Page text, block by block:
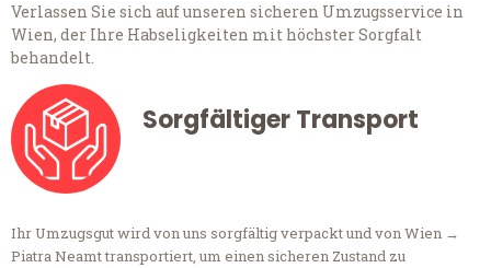
Verlassen Sie sich auf unseren sicheren Umzugsservice in
Wien, der Ihre Habseligkeiten mit höchster Sorgfalt
behandelt.
Sorgfältiger Transport
Ihr Umzugsgut wird von uns sorgfältig verpackt und von Wien →
Piatra Neamt transportiert, um einen sicheren Zustand zu